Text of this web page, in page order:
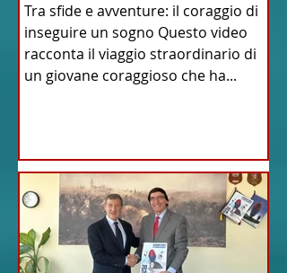
Tra sfide e avventure: il coraggio di
inseguire un sogno Questo video
racconta il viaggio straordinario di
un giovane coraggioso che ha...